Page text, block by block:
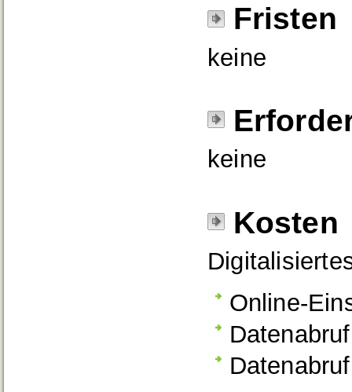
Fristen
keine
keine
Kosten
Online-